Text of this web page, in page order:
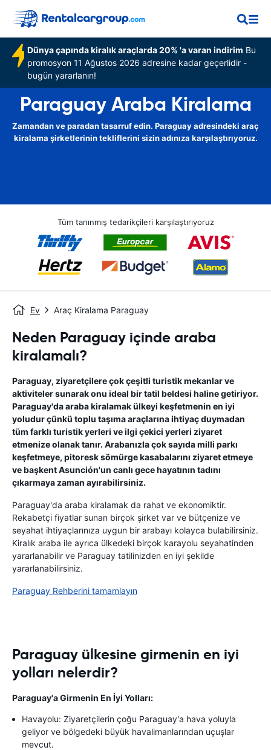
Dünya çapında kiralık araçlarda 20% 'a varan indirim Bu
promosyon 11 Ağustos 2026 adresine kadar geçerlidir -
bugün yararlanın!
Paraguay Araba Kiralama
Zamandan ve paradan tasarruf edin. Paraguay adresindeki araç
kiralama şirketlerinin tekliflerini sizin adınıza karşılaştırıyoruz.
Tüm tanınmış tedarikçileri karşılaştırıyoruz
Ev Araç Kiralama Paraguay
Neden Paraguay içinde araba
kiralamalı?
Paraguay, ziyaretçilere çok çeşitli turistik mekanlar ve
aktiviteler sunarak onu ideal bir tatil beldesi haline getiriyor.
Paraguay'da araba kiralamak ülkeyi keşfetmenin en iyi
yoludur çünkü toplu taşıma araçlarına ihtiyaç duymadan
tüm farklı turistik yerleri ve ilgi çekici yerleri ziyaret
etmenize olanak tanır. Arabanızla çok sayıda milli parkı
keşfetmeye, pitoresk sömürge kasabalarını ziyaret etmeye
ve başkent Asunción'un canlı gece hayatının tadını
çıkarmaya zaman ayırabilirsiniz.
Paraguay'da araba kiralamak da rahat ve ekonomiktir.
Rekabetçi fiyatlar sunan birçok şirket var ve bütçenize ve
seyahat ihtiyaçlarınıza uygun bir arabayı kolayca bulabilirsiniz.
Kiralık araba ile ayrıca ülkedeki birçok karayolu seyahatinden
yararlanabilir ve Paraguay tatilinizden en iyi şekilde
yararlanabilirsiniz.
Paraguay Rehberini tamamlayın
Paraguay ülkesine girmenin en iyi
yolları nelerdir?
Paraguay'a Girmenin En İyi Yolları:
Havayolu: Ziyaretçilerin çoğu Paraguay'a hava yoluyla
geliyor ve bölgedeki büyük havalimanlarından uçuşlar
mevcut.